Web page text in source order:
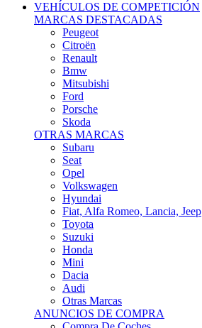
VEHÍCULOS DE COMPETICIÓN
MARCAS DESTACADAS
Peugeot
Citroën
Renault
Bmw
Mitsubishi
Ford
Porsche
Skoda
OTRAS MARCAS
Subaru
Seat
Opel
Volkswagen
Hyundai
Fiat, Alfa Romeo, Lancia, Jeep
Toyota
Suzuki
Honda
Mini
Dacia
Audi
Otras Marcas
ANUNCIOS DE COMPRA